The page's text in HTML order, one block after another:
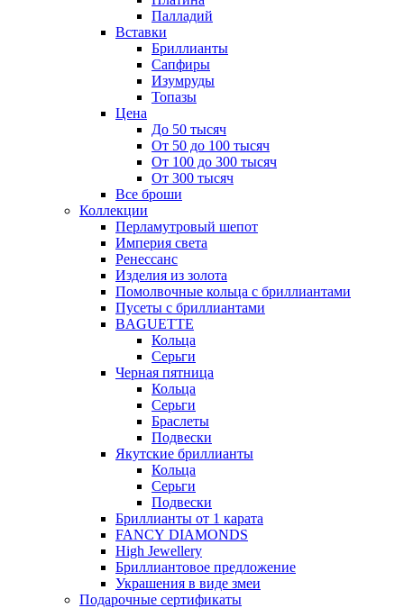
Палладий
Вставки
Бриллианты
Сапфиры
Изумруды
Топазы
Цена
До 50 тысяч
От 50 до 100 тысяч
От 100 до 300 тысяч
От 300 тысяч
Все броши
Коллекции
Перламутровый шепот
Империя света
Ренессанс
Изделия из золота
Помолвочные кольца с бриллиантами
Пусеты с бриллиантами
BAGUETTE
Кольца
Серьги
Черная пятница
Кольца
Серьги
Браслеты
Подвески
Якутские бриллианты
Кольца
Серьги
Подвески
Бриллианты от 1 карата
FANCY DIAMONDS
High Jewellery
Бриллиантовое предложение
Украшения в виде змеи
Подарочные сертификаты